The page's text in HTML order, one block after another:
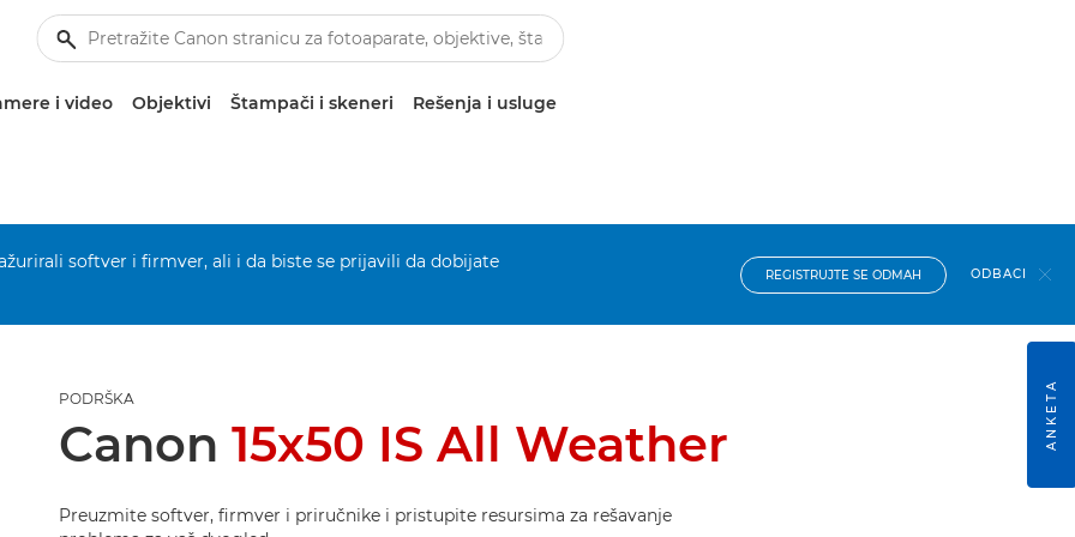
i video Objektivi Štampači i skeneri Rešenja i usluge
softver i firmver, ali i da biste se prijavili da dobijate
REGISTRUJTE SE ODMAH ODBACI
PODRŠKA
Canon 15x50 IS All Weather
Preuzmite softver, firmver i priručnike i pristupite resursima za rešavanje
ANKETA